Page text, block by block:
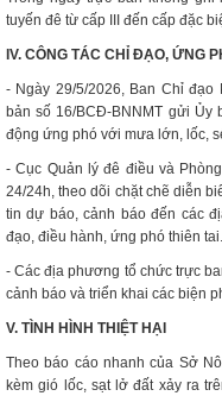
tuyến đê từ cấp III đến cấp đặc
IV. CÔNG TÁC CHỈ ĐẠO, ỨNG
- Ngày 29/5/2026, Ban Chỉ
bản số 16/BCĐ-BNNMT gửi Ủy
động ứng phó với mưa lớn, lốc,
- Cục Quản lý đê điều và
24/24h, theo dõi chặt chẽ diễn
tin dự báo, cảnh báo đến các
đạo, điều hành, ứng phó thiên tai.
- Các địa phương tổ chức trực
cảnh báo và triển khai các biện
V. TÌNH HÌNH THIỆT HẠI
Theo báo cáo nhanh của Sở
kèm gió lốc, sạt lở đất xảy ra